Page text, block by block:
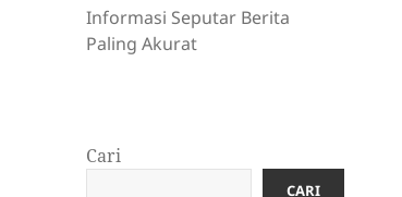
Informasi Seputar Berita
Paling Akurat
Cari
CARI